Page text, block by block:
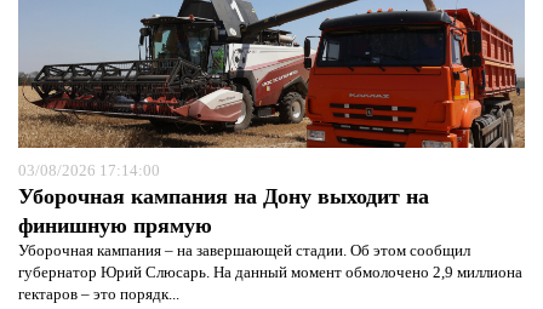
03/08/2026 17:14:00
Уборочная кампания на Дону выходит на
финишную прямую
Уборочная кампания – на завершающей стадии. Об этом сообщил
губернатор Юрий Слюсарь. На данный момент обмолочено 2,9 миллиона
гектаров – это порядк...